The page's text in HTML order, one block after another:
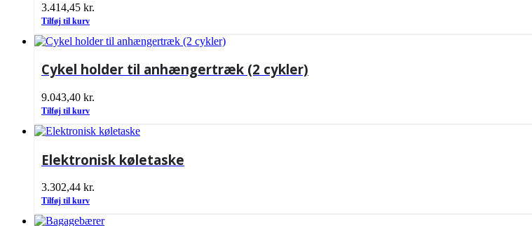
3.414,45 kr.
Tilføj til kurv
Cykel holder til anhængertræk (2 cykler)
9.043,40 kr.
Tilføj til kurv
Elektronisk køletaske
3.302,44 kr.
Tilføj til kurv